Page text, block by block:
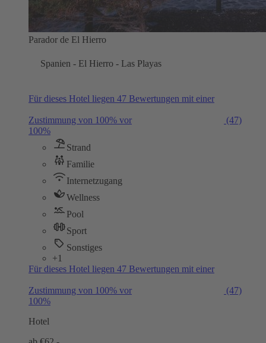
Parador de El Hierro
Spanien - El Hierro - Las Playas
Für dieses Hotel liegen 47 Bewertungen mit einer
Zustimmung von 100% vor
(47)
100%
Strand
Familie
Internetzugang
Wellness
Pool
Sport
Sonstiges
+1
Für dieses Hotel liegen 47 Bewertungen mit einer
Zustimmung von 100% vor
(47)
100%
Hotel